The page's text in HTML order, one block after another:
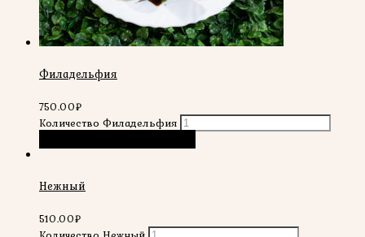
Филадельфия
750.00₽
Количество Филадельфия
Нежный
510.00₽